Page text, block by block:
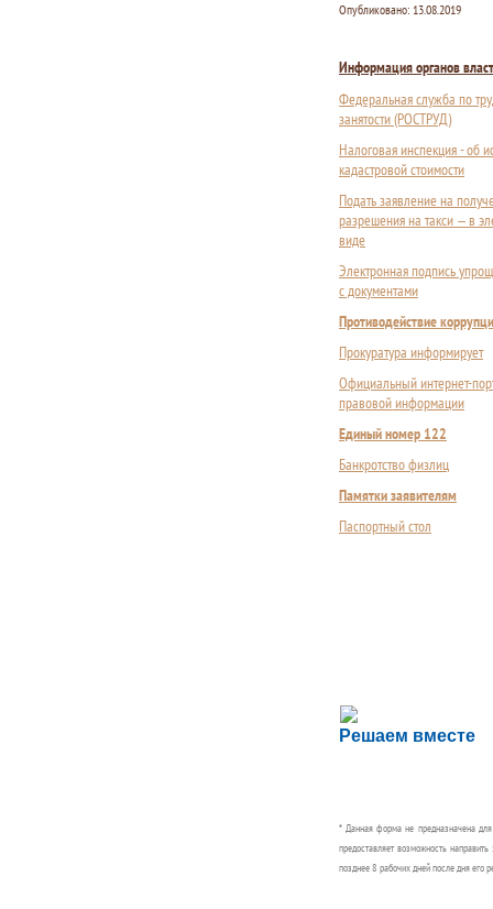
Опубликовано: 13.08.2019
Информация органов
Федеральная служба по
занятости (РОСТРУД)
Налоговая инспекция - об
кадастровой стоимости
Подать заявление на
разрешения на такси — в
виде
Электронная подпись
с документами
Противодействие
Прокуратура информирует
Официальный интернет-
правовой информации
Единый номер 122
Банкротство физлиц
Памятки заявителям
Паспортный стол
Решаем вместе
Сложности с
Сообщите об этом
* Данная форма не предназначена
предоставляет возможность
позднее 8 рабочих дней после дня его